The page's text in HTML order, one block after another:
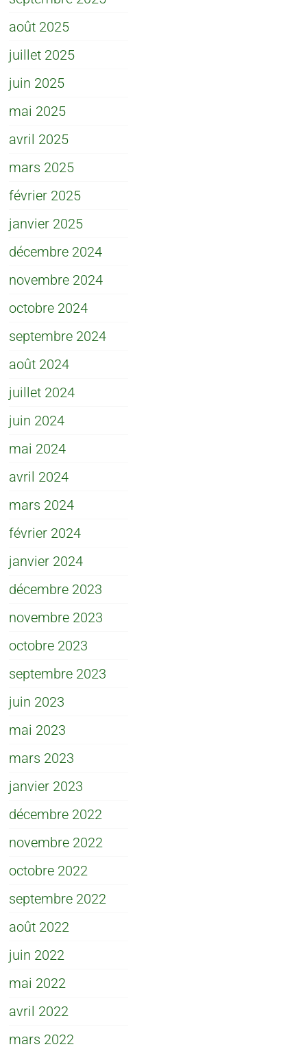
août 2025
juillet 2025
juin 2025
mai 2025
avril 2025
mars 2025
février 2025
janvier 2025
décembre 2024
novembre 2024
octobre 2024
septembre 2024
août 2024
juillet 2024
juin 2024
mai 2024
avril 2024
mars 2024
février 2024
janvier 2024
décembre 2023
novembre 2023
octobre 2023
septembre 2023
juin 2023
mai 2023
mars 2023
janvier 2023
décembre 2022
novembre 2022
octobre 2022
septembre 2022
août 2022
juin 2022
mai 2022
avril 2022
mars 2022